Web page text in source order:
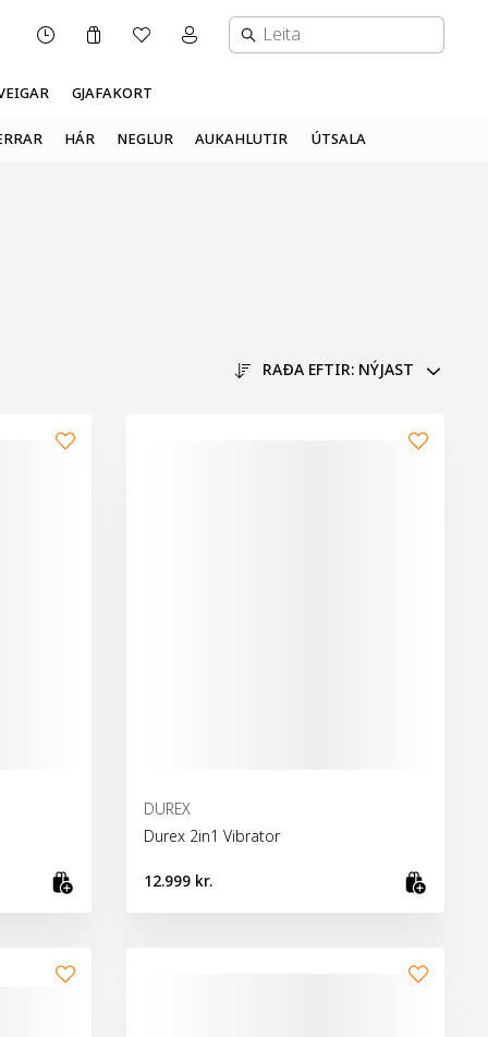
Karfa ÓskalistiMínar síður valmynd
GJAFAKORT
HÁR NEGLUR AUKAHLUTIR ÚTSALA
RAÐA EFTIR: NÝJAST
DUREX
Durex 2in1 Vibrator
12.999 kr.